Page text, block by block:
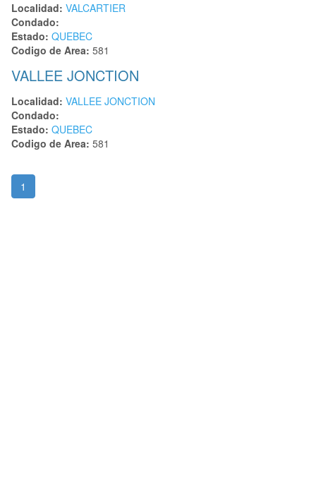
Localidad: VALCARTIER
Condado:
Estado: QUEBEC
Codigo de Area: 581
VALLEE JONCTION
Localidad: VALLEE JONCTION
Condado:
Estado: QUEBEC
Codigo de Area: 581
1